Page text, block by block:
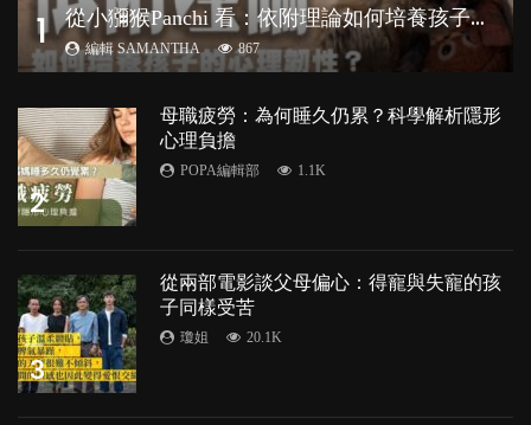
1 從
小獼猴Panchi 看：依附理論如何培養孩子心理韌性？
編輯 SAMANTHA 867
2
母職疲勞：為何睡久仍累？科學解析隱形
心理負擔
POPA編輯部 1.1K
3
從兩部電影談父母偏心：得寵與失寵的孩
子同樣受苦
瓊姐 20.1K